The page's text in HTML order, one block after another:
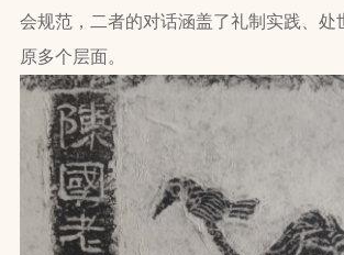
会规范，二者的对话涵盖了礼制实践、处
原多个层面。